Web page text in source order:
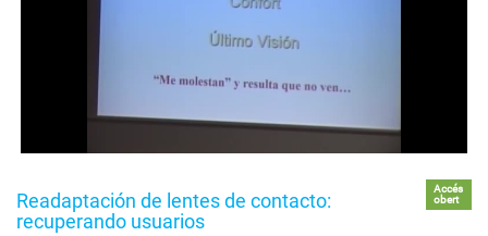
Readaptación de lentes de contacto:
recuperando usuarios
Accés
obert